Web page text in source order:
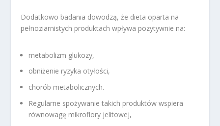
Dodatkowo badania dowodzą, że dieta oparta na
pełnoziarnistych produktach wpływa pozytywnie na:
metabolizm glukozy,
obniżenie ryzyka otyłości,
chorób metabolicznych.
Regularne spożywanie takich produktów wspiera
równowagę mikroflory jelitowej,